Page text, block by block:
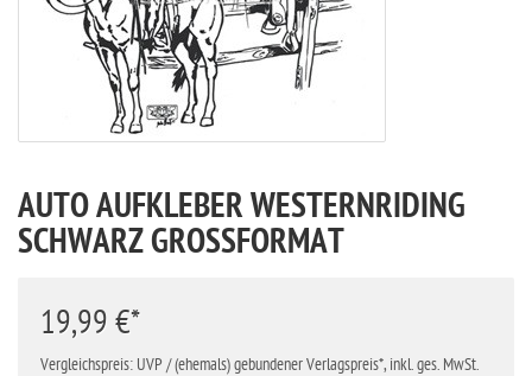
AUTO AUFKLEBER WESTERNRIDING
SCHWARZ GROSSFORMAT
19,99 €*
Vergleichspreis: UVP / (ehemals) gebundener Verlagspreis*, inkl. ges. MwSt.